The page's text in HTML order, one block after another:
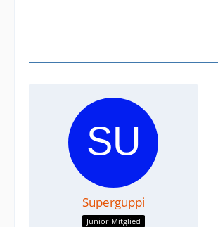
Superguppi
Junior Mitglied